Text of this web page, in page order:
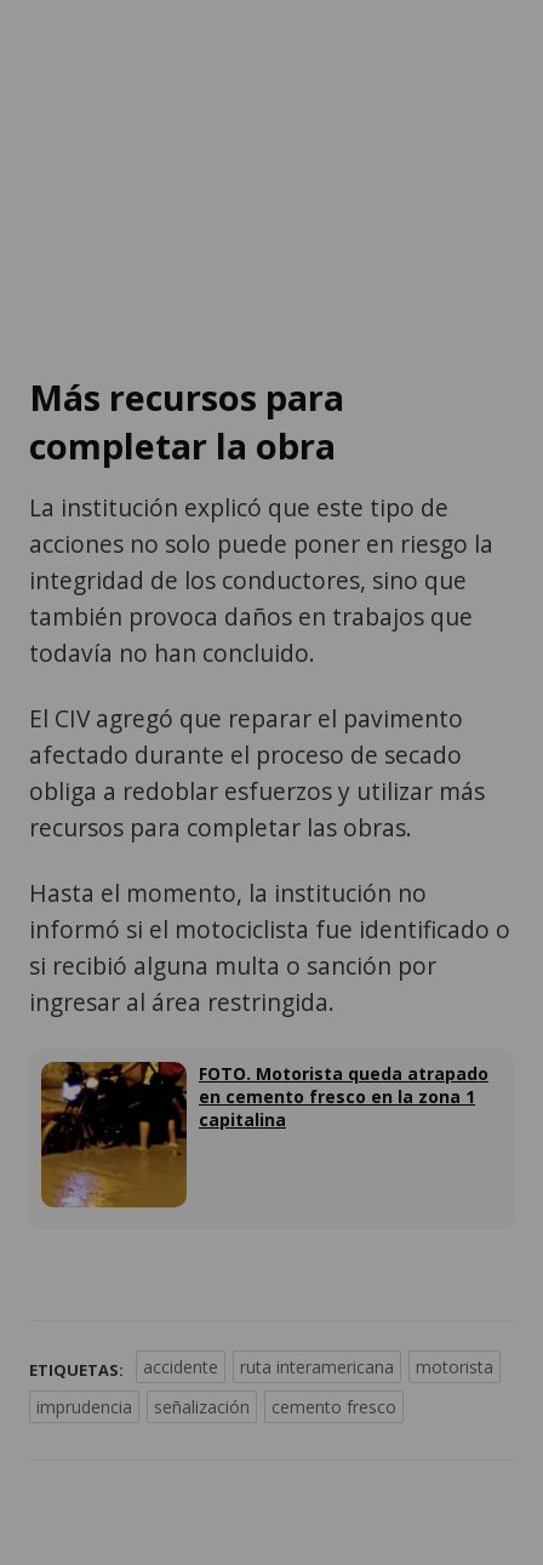
Más recursos para
completar la obra
La institución explicó que este tipo de
acciones no solo puede poner en riesgo la
integridad de los conductores, sino que
también provoca daños en trabajos que
todavía no han concluido.
El CIV agregó que reparar el pavimento
afectado durante el proceso de secado
obliga a redoblar esfuerzos y utilizar más
recursos para completar las obras.
Hasta el momento, la institución no
informó si el motociclista fue identificado o
si recibió alguna multa o sanción por
ingresar al área restringida.
FOTO. Motorista queda atrapado
en cemento fresco en la zona 1
capitalina
ETIQUETAS: accidente ruta interamericana
motorista
imprudencia
señalización cemento fresco